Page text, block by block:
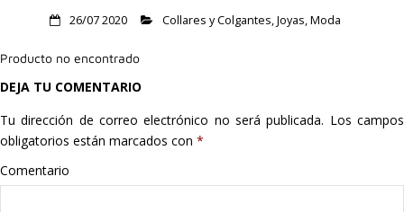
Hogar
Informática
Listas
26/07 2020 Collares y Colgantes,Joyas,Moda
Producto no encontrado
DEJA TU COMENTARIO
Tu dirección de correo electrónico no será publicada. Los campos
obligatorios están marcados con *
Comentario